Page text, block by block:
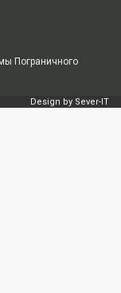
Пограничного
Design by Sever-IT